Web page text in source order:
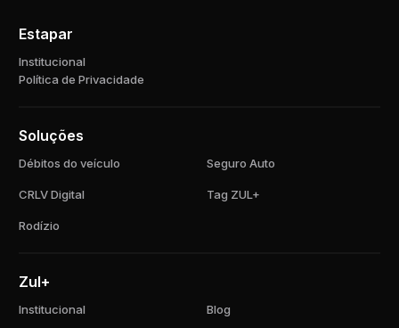
Estapar
Institucional
Política de Privacidade
Soluções
Débitos do veículo Seguro Auto
CRLV Digital Tag ZUL+
Rodízio
Zul+
Institucional Blog